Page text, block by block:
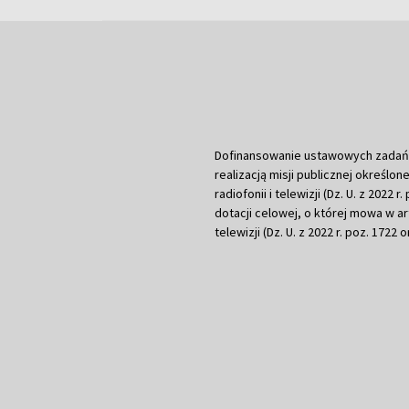
Dofinansowanie ustawowych
realizacją misji publicznej
radiofonii i telewizji (Dz. U. z 2022
dotacji celowej, o której mowa w
telewizji (Dz. U. z 2022 r. poz. 1722